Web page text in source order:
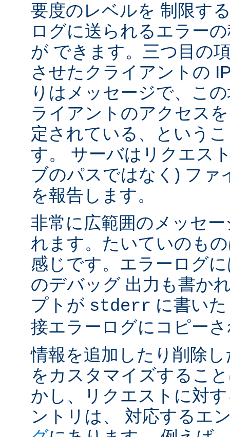
要度のレベルを 制限す
ログに送られるエラー
が できます。三つ目の
させたクライアントの
りはメッセージで、こ
ライアントのアクセス
定されている、という
す。 サーバはリクエス
ブのパスではなく) ファ
を報告します。
非常に広範囲のメッセ
れます。たいていのも
感じです。エラーログ
のデバッグ 出力も書か
プトが stderr に書い
接エラーログにコピー
情報を追加したり削除
をカスタマイズするこ
かし、リクエストに対
ントリは、 対応するエ